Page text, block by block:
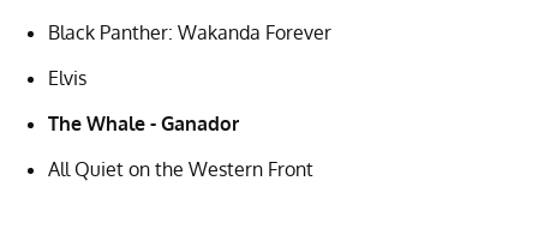
Black Panther: Wakanda Forever
Elvis
The Whale - Ganador
All Quiet on the Western Front